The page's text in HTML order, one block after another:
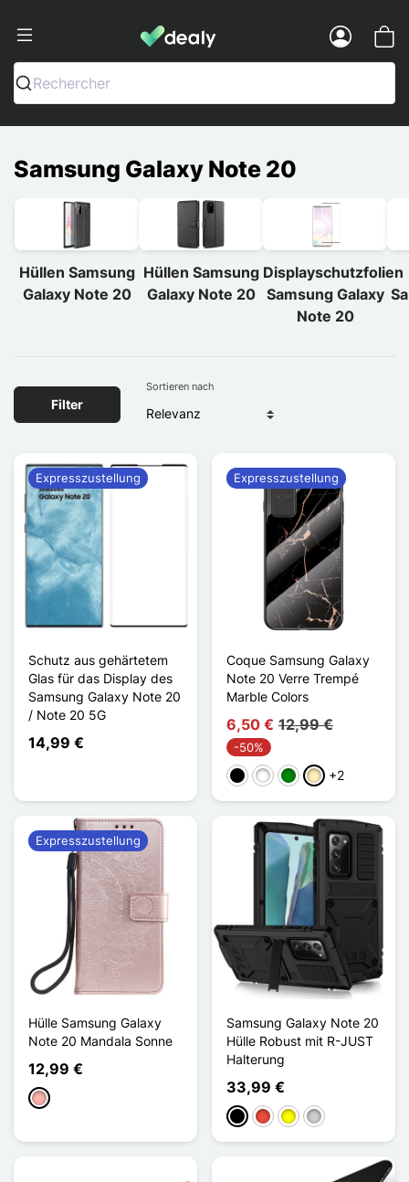
Dealy - Hüllen und Zubehör für
Rechercher
Samsung Galaxy Note 20
Hüllen Samsung
Galaxy Note 20
Hüllen Samsung
Galaxy Note 20
Displayschutzfolien
Samsung Galaxy
Note 20
Filter
Sortieren nach
Schutz aus gehärtetem
Glas für das Display des
Samsung Galaxy Note 20
/ Note 20 5G
14,99 €
Expresszustellung
Coque Samsung Galaxy
Note 20 Verre Trempé
Marble Colors
6,50 € 12,99 €
-50%
Schwarz
WeißGrünGolden
+2
Expresszustellung
Hülle Samsung Galaxy
Note 20 Mandala Sonne
12,99 €
Roségold
Expresszustellung
Samsung Galaxy Note 20
Hülle Robust mit R-JUST
Halterung
33,99 €
Schwarz
Rot GelbSilber